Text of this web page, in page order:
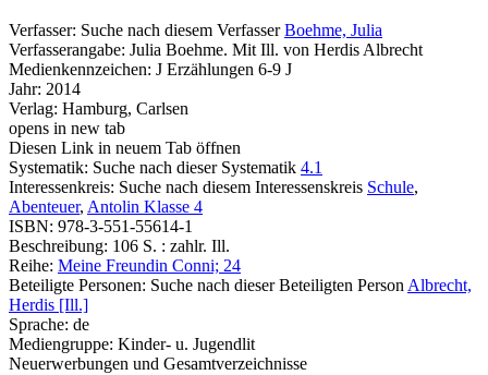
Verfasser: Suche nach diesem Verfasser Boehme, Julia
Verfasserangabe: Julia Boehme. Mit Ill. von Herdis Albrecht
Medienkennzeichen: J Erzählungen 6-9 J
Jahr: 2014
Verlag: Hamburg, Carlsen
opens in new tab
Diesen Link in neuem Tab öffnen
Systematik: Suche nach dieser Systematik 4.1
Interessenkreis: Suche nach diesem Interessenskreis Schule,
Abenteuer, Antolin Klasse 4
ISBN: 978-3-551-55614-1
Beschreibung: 106 S. : zahlr. Ill.
Reihe: Meine Freundin Conni; 24
Beteiligte Personen: Suche nach dieser Beteiligten Person Albrecht,
Herdis [Ill.]
Sprache: de
Mediengruppe: Kinder- u. Jugendlit
Neuerwerbungen und Gesamtverzeichnisse